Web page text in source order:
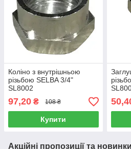
Коліно з внутрішньою
різьбою SELBA 3/4"
SL8002
97,20 ₴ 108 ₴
Купити
Акційні пропозиції та новинки